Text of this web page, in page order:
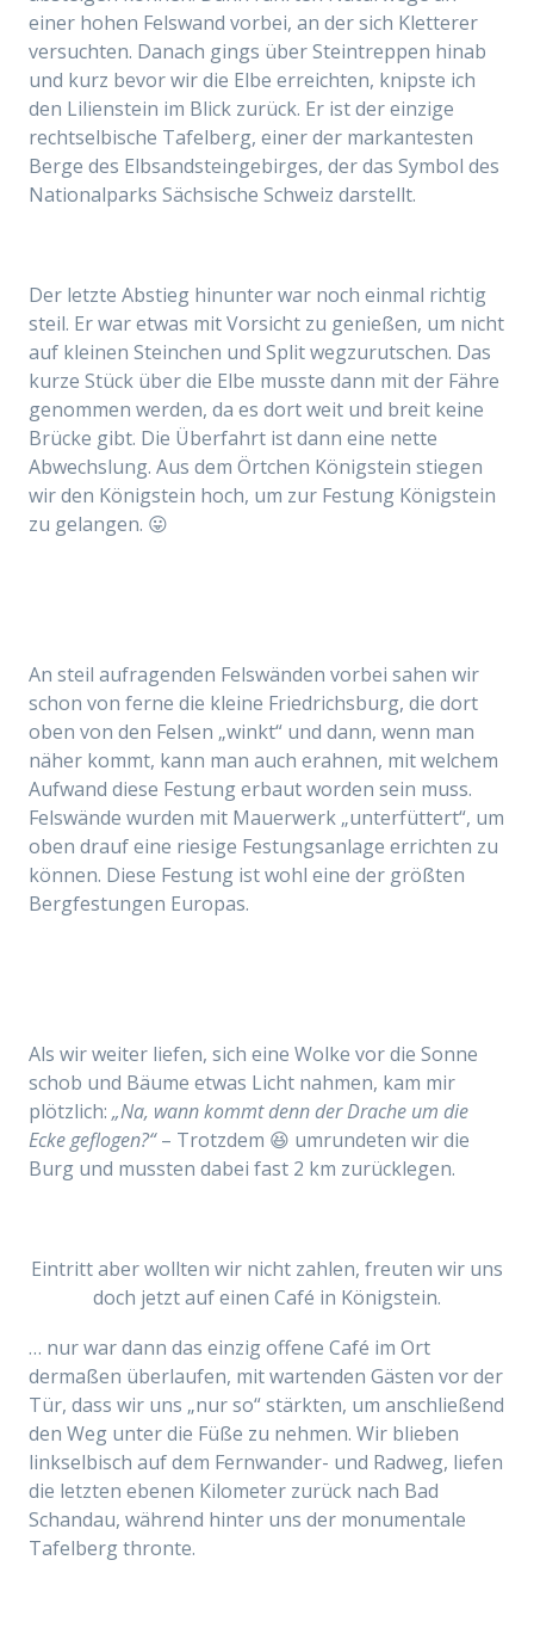
einer hohen Felswand vorbei, an der sich Kletterer
versuchten. Danach gings über Steintreppen hinab
und kurz bevor wir die Elbe erreichten, knipste ich
den Lilienstein im Blick zurück. Er ist der einzige
rechtselbische Tafelberg, einer der markantesten
Berge des Elbsandsteingebirges, der das Symbol des
Nationalparks Sächsische Schweiz darstellt.
Der letzte Abstieg hinunter war noch einmal richtig
steil. Er war etwas mit Vorsicht zu genießen, um nicht
auf kleinen Steinchen und Split wegzurutschen. Das
kurze Stück über die Elbe musste dann mit der Fähre
genommen werden, da es dort weit und breit keine
Brücke gibt. Die Überfahrt ist dann eine nette
Abwechslung. Aus dem Örtchen Königstein stiegen
wir den Königstein hoch, um zur Festung Königstein
zu gelangen. 😛
An steil aufragenden Felswänden vorbei sahen wir
schon von ferne die kleine Friedrichsburg, die dort
oben von den Felsen „winkt“ und dann, wenn man
näher kommt, kann man auch erahnen, mit welchem
Aufwand diese Festung erbaut worden sein muss.
Felswände wurden mit Mauerwerk „unterfüttert“, um
oben drauf eine riesige Festungsanlage errichten zu
können. Diese Festung ist wohl eine der größten
Bergfestungen Europas.
Als wir weiter liefen, sich eine Wolke vor die Sonne
schob und Bäume etwas Licht nahmen, kam mir
plötzlich: „Na, wann kommt denn der Drache um die
Ecke geflogen?“– Trotzdem 😆 umrundeten wir die
Burg und mussten dabei fast 2 km zurücklegen.
Eintritt aber wollten wir nicht zahlen, freuten wir uns
doch jetzt auf einen Café in Königstein.
… nur war dann das einzig offene Café im Ort
dermaßen überlaufen, mit wartenden Gästen vor der
Tür, dass wir uns „nur so“ stärkten, um anschließend
den Weg unter die Füße zu nehmen. Wir blieben
linkselbisch auf dem Fernwander- und Radweg, liefen
die letzten ebenen Kilometer zurück nach Bad
Schandau, während hinter uns der monumentale
Tafelberg thronte.